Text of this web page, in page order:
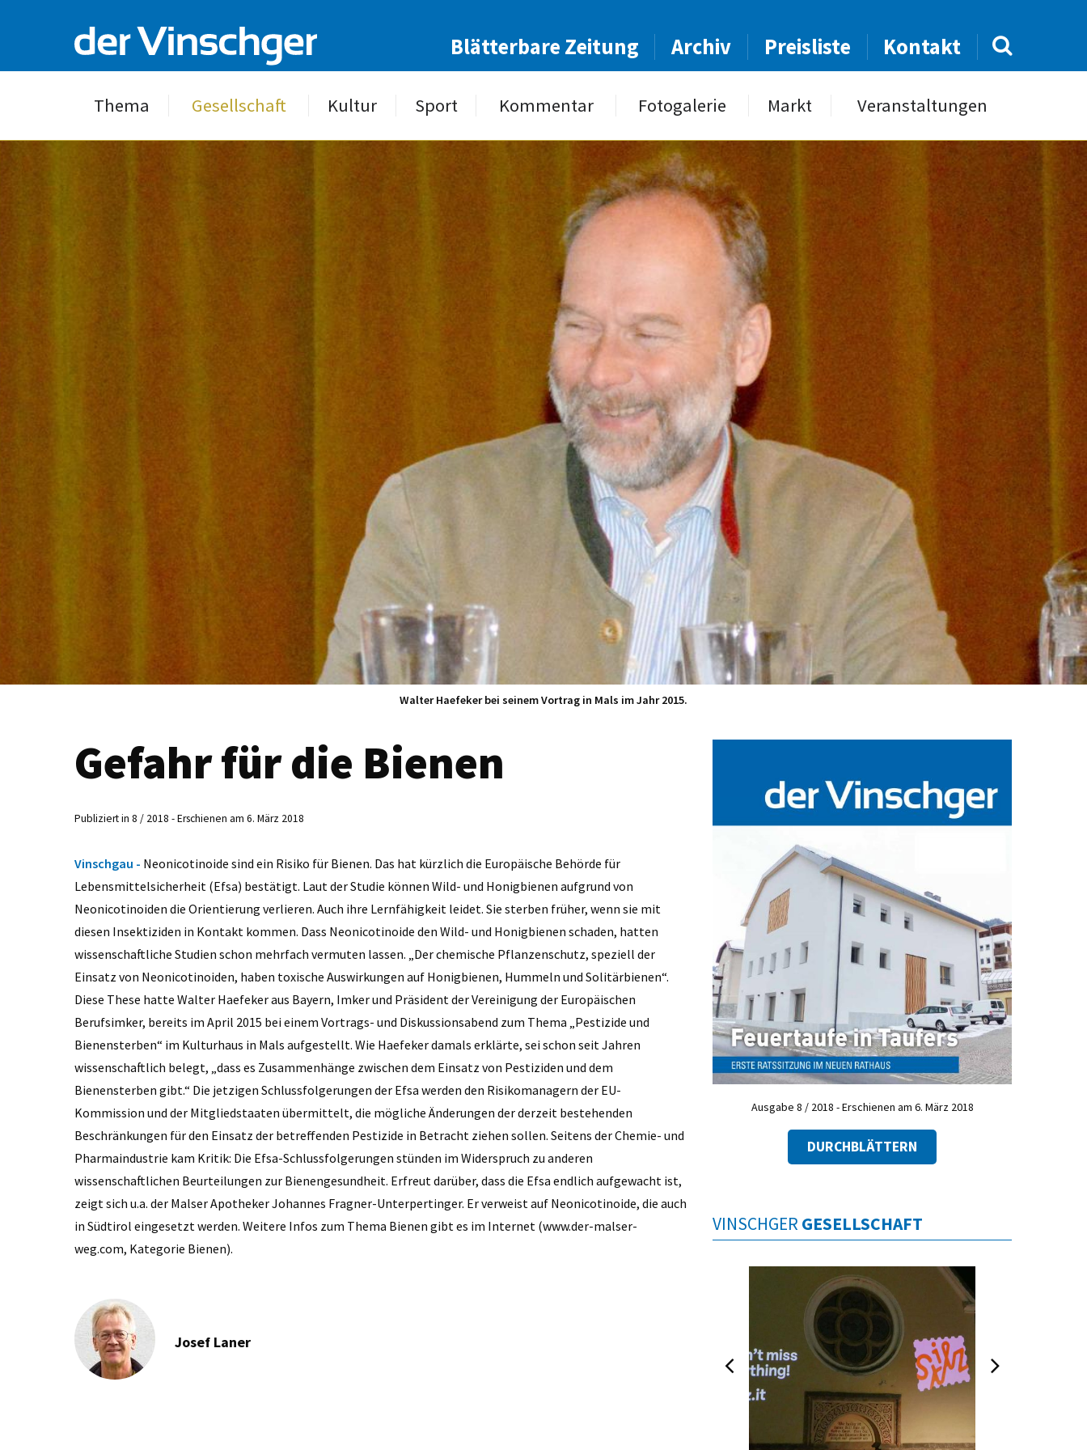
Blätterbare Zeitung Archiv Preisliste Kontakt
Thema Gesellschaft Kultur Sport Kommentar Fotogalerie Markt Veranstaltungen
Walter Haefeker bei seinem Vortrag in Mals im Jahr 2015.
Gefahr für die Bienen
Publiziert in 8 / 2018 - Erschienen am 6. März 2018
Vinschgau - Neonicotinoide sind ein Risiko für Bienen. Das hat kürzlich die Europäische Behörde für
Lebensmittelsicherheit (Efsa) bestätigt. Laut der Studie können Wild- und Honigbienen aufgrund von
Neonicotinoiden die Orientierung verlieren. Auch ihre Lernfähigkeit leidet. Sie sterben früher, wenn sie mit
diesen Insektiziden in Kontakt kommen. Dass Neonicotinoide den Wild- und Honigbienen schaden, hatten
wissenschaftliche Studien schon mehrfach vermuten lassen. „Der chemische Pflanzenschutz, speziell der
Einsatz von Neonicotinoiden, haben toxische Auswirkungen auf Honigbienen, Hummeln und Solitärbienen“.
Diese These hatte Walter Haefeker aus Bayern, Imker und Präsident der Vereinigung der Europäischen
Berufsimker, bereits im April 2015 bei einem Vortrags- und Diskussionsabend zum Thema „Pestizide und
Bienensterben“ im Kulturhaus in Mals aufgestellt. Wie Haefeker damals erklärte, sei schon seit Jahren
wissenschaftlich belegt, „dass es Zusammenhänge zwischen dem Einsatz von Pestiziden und dem
Bienensterben gibt.“ Die jetzigen Schlussfolgerungen der Efsa werden den Risikomanagern der EU-
Kommission und der Mitgliedstaaten übermittelt, die mögliche Änderungen der derzeit bestehenden
Beschränkungen für den Einsatz der betreffenden Pestizide in Betracht ziehen sollen. Seitens der Chemie- und
Pharmaindustrie kam Kritik: Die Efsa-Schlussfolgerungen stünden im Widerspruch zu anderen
wissenschaftlichen Beurteilungen zur Bienengesundheit. Erfreut darüber, dass die Efsa endlich aufgewacht ist,
zeigt sich u.a. der Malser Apotheker Johannes Fragner-Unterpertinger. Er verweist auf Neonicotinoide, die auch
in Südtirol eingesetzt werden. Weitere Infos zum Thema Bienen gibt es im Internet (www.der-malser-
weg.com, Kategorie Bienen).
Josef Laner
Ausgabe 8 / 2018 - Erschienen am 6. März 2018
DURCHBLÄTTERN
VINSCHGER GESELLSCHAFT